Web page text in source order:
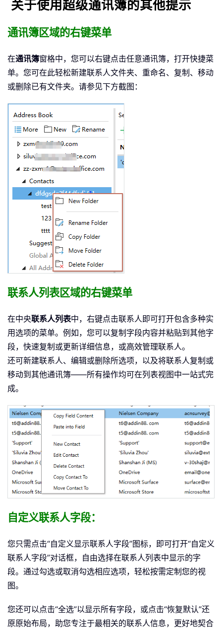
关于使用超级通讯簿的其他提示
通讯簿区域的右键菜单
在通讯簿窗格中，您可以右键点击任意通讯簿，打开快捷菜
单。您可在此轻松新建联系人文件夹、重命名、复制、移动
或删除已有文件夹。请参见下方截图：
联系人列表区域的右键菜单
在中央联系人列表中，右键点击联系人即可打开包含多种实
用选项的菜单。例如，您可以复制字段内容并粘贴到其他字
段，快速复制或更新详细信息，或高效管理联系人。
还可新建联系人、编辑或删除所选项，以及将联系人复制或
移动到其他通讯簿——所有操作均可在列表视图中一站式完
成。
自定义联系人字段：
您只需点击“自定义显示联系人字段”图标，即可打开“自定义
联系人字段”对话框，自由选择在联系人列表中显示的字
段。通过勾选或取消勾选相应选项，轻松按需定制您的视
图。
您还可以点击“全选”以显示所有字段，或点击“恢复默认”还
原原始布局，助您专注于最相关的联系人信息，更好地契合